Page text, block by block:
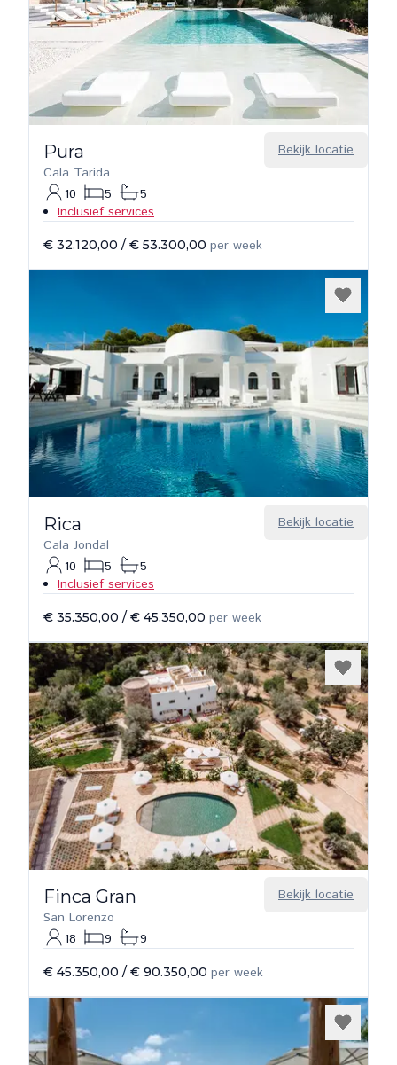
Bekijk locatie
Pura
Cala Tarida
10
5
5
Inclusief services
€ 32.120,00 / € 53.300,00 per week
Bekijk locatie
Rica
Cala Jondal
10
5
5
Inclusief services
€ 35.350,00 / € 45.350,00 per week
Bekijk locatie
Finca Gran
San Lorenzo
18
9 9
€ 45.350,00 / € 90.350,00 per week